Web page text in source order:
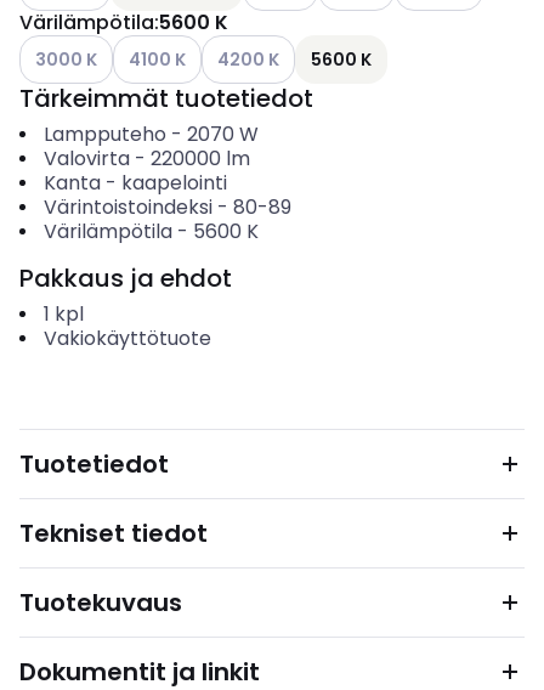
Värilämpötila:5600 K
Katso käytettävissä olevat vaihtoehdot
3000 K Katso käytettävissä olevat vaihtoehdot
4100 K Katso käytettävissä olevat vaihtoehdot
4200 K 5600 K
Tärkeimmät tuotetiedot
Lampputeho - 2070 W
Valovirta- 220000 lm
Kanta- kaapelointi
Värintoistoindeksi- 80-89
Värilämpötila- 5600 K
Pakkaus ja ehdot
1 kpl
Vakiokäyttötuote
Tuotetiedot
Tekniset tiedot
Tuotekuvaus
Dokumentit ja linkit